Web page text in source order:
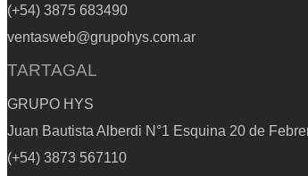
(+54) 3875 683490
ventasweb@grupohys.com.ar
TARTAGAL
GRUPO HYS
Juan Bautista Alberdi N°1 Esquina 20 de
(+54) 3873 567110